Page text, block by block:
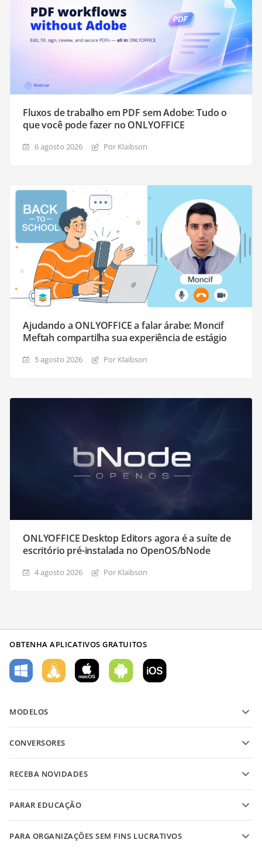
Fluxos de trabalho em PDF sem Adobe: Tudo o
que você pode fazer no ONLYOFFICE
6 agosto 2026 Por Klaibson
Ajudando a ONLYOFFICE a falar árabe: Moncif
Meftah compartilha sua experiência de estágio
5 agosto 2026 Por Klaibson
ONLYOFFICE Desktop Editors agora é a suíte de
escritório pré-instalada no OpenOS/bNode
4 agosto 2026 Por Klaibson
OBTENHA APLICATIVOS GRATUITOS
MODELOS
Modelos de documentos de texto
CONVERSORES
Converter planilhas
RECEBA NOVIDADES
PARAR EDUCAÇÃO
Para educadores
PARA ORGANIZAÇÕES SEM FINS LUCRATIVOS